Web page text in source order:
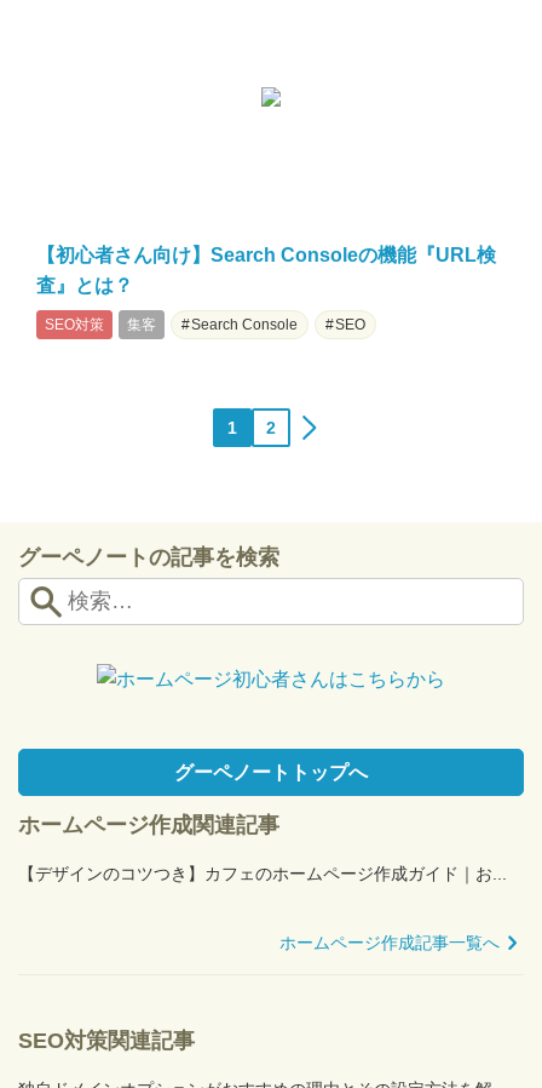
【初心者さん向け】Search Consoleの機能『URL検
査』とは？
SEO対策 集客 Search Console SEO
送
り
1
2
グーペノートの記事を検索
グーペノートトップへ
ホームページ作成関連記事
【デザインのコツつき】カフェのホームページ作成ガイド｜お...
ホームページ作成記事一覧へ
SEO対策関連記事